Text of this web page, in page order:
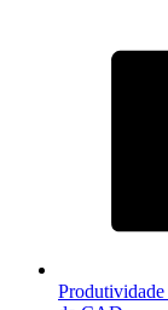
Produtividade